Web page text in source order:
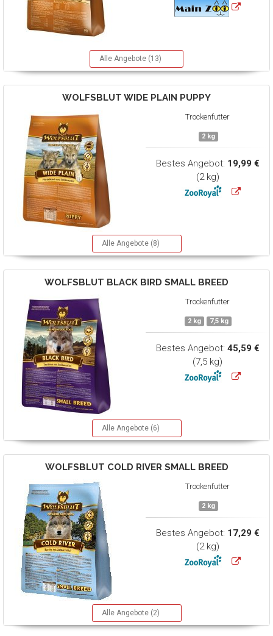
Alle Angebote (13)
WOLFSBLUT WIDE PLAIN PUPPY
Trockenfutter
2 kg
Bestes Angebot: 19,99 €
(2 kg)
Alle Angebote (8)
WOLFSBLUT BLACK BIRD SMALL BREED
Trockenfutter
2 kg 7,5 kg
Bestes Angebot: 45,59 €
(7,5 kg)
Alle Angebote (6)
WOLFSBLUT COLD RIVER SMALL BREED
Trockenfutter
2 kg
Bestes Angebot: 17,29 €
(2 kg)
Alle Angebote (2)